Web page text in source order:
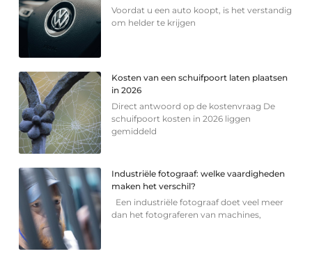
Voordat u een auto koopt, is het verstandig
om helder te krijgen
Kosten van een schuifpoort laten plaatsen
in 2026
Direct antwoord op de kostenvraag De
schuifpoort kosten in 2026 liggen
gemiddeld
Industriële fotograaf: welke vaardigheden
maken het verschil?
Een industriële fotograaf doet veel meer
dan het fotograferen van machines,